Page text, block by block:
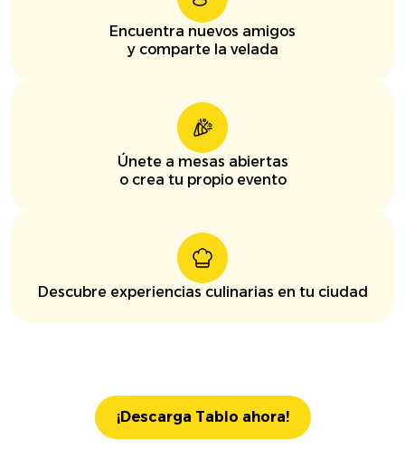
Encuentra nuevos amigos
y comparte la velada
Únete a mesas abiertas
o crea tu propio evento
Descubre experiencias culinarias en tu ciudad
¡Descarga Tablo ahora!